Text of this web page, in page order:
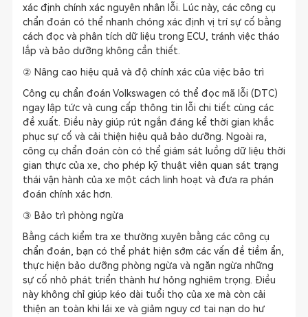
xác định chính xác nguyên nhân lỗi. Lúc này, các công cụ
chẩn đoán có thể nhanh chóng xác định vị trí sự cố bằng
cách đọc và phân tích dữ liệu trong ECU, tránh việc tháo
lắp và bảo dưỡng không cần thiết.
② Nâng cao hiệu quả và độ chính xác của việc bảo trì
Công cụ chẩn đoán Volkswagen có thể đọc mã lỗi (DTC)
ngay lập tức và cung cấp thông tin lỗi chi tiết cùng các
đề xuất. Điều này giúp rút ngắn đáng kể thời gian khắc
phục sự cố và cải thiện hiệu quả bảo dưỡng. Ngoài ra,
công cụ chẩn đoán còn có thể giám sát luồng dữ liệu thời
gian thực của xe, cho phép kỹ thuật viên quan sát trạng
thái vận hành của xe một cách linh hoạt và đưa ra phán
đoán chính xác hơn.
③ Bảo trì phòng ngừa
Bằng cách kiểm tra xe thường xuyên bằng các công cụ
chẩn đoán, bạn có thể phát hiện sớm các vấn đề tiềm ẩn,
thực hiện bảo dưỡng phòng ngừa và ngăn ngừa những
sự cố nhỏ phát triển thành hư hỏng nghiêm trọng. Điều
này không chỉ giúp kéo dài tuổi thọ của xe mà còn cải
thiện an toàn khi lái xe và giảm nguy cơ tai nạn do hư